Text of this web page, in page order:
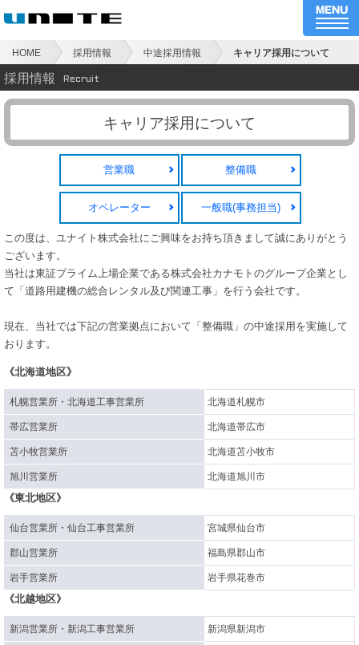
HOME 採用情報 中途採用情報 キャリア採用について
採用情報 Recruit
キャリア採用について
営業職 整備職
オペレーター 一般職(事務担当)
この度は、ユナイト株式会社にご興味をお持ち頂きまして誠にありがとう
ございます。
当社は東証プライム上場企業である株式会社カナモトのグループ企業とし
て「道路用建機の総合レンタル及び関連工事」を行う会社です。
現在、当社では下記の営業拠点において「整備職」の中途採用を実施して
おります。
《北海道地区》
札幌営業所・北海道工事営業所 北海道札幌市
帯広営業所 北海道帯広市
苫小牧営業所 北海道苫小牧市
旭川営業所 北海道旭川市
《東北地区》
仙台営業所・仙台工事営業所 宮城県仙台市
郡山営業所 福島県郡山市
岩手営業所 岩手県花巻市
《北越地区》
新潟営業所・新潟工事営業所 新潟県新潟市